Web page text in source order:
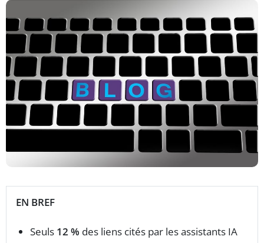
EN BREF
Seuls 12 % des liens cités par les assistants IA